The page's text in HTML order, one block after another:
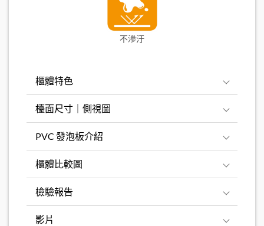
不滲汙
櫃體特色
檯面尺寸｜側視圖
PVC 發泡板介紹
櫃體比較圖
檢驗報告
影片